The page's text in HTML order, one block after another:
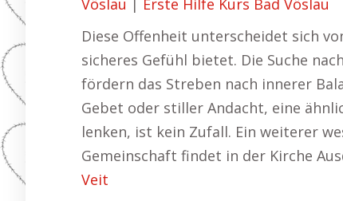
Vöslau | Erste Hilfe Kurs Bad Vöslau
Diese Offenheit unterscheidet sich
sicheres Gefühl bietet. Die Suche
fördern das Streben nach innerer
Gebet oder stiller Andacht, eine
lenken, ist kein Zufall. Ein weiterer
Gemeinschaft findet in der Kirche
Veit